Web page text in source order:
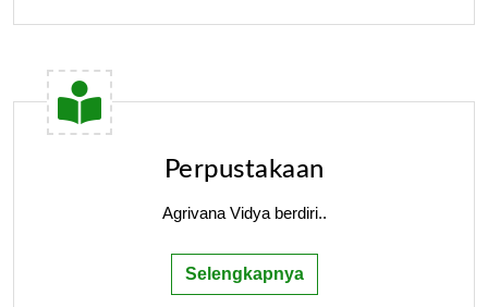
Perpustakaan
Agrivana Vidya berdiri..
Selengkapnya